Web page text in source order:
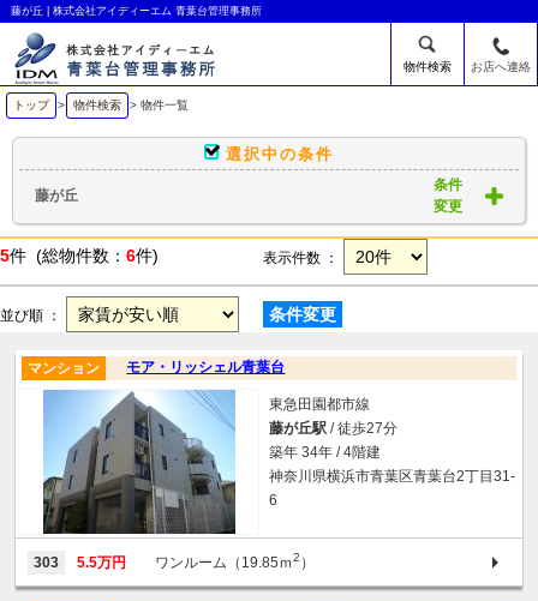
藤が丘 | 株式会社アイディーエム 青葉台管理事務所
物件検索 お店へ連絡
トップ > 物件検索 > 物件一覧
選択中の条件
藤が丘
条件
変更
5件 (総物件数： 6件) 表示件数 ：
並び順 ： 条件変更
モア・リッシェル青葉台
マンション
東急田園都市線
藤が丘駅 / 徒歩27分
築年 34年 / 4階建
神奈川県横浜市青葉区青葉台2丁目31-
6
303 5.5万円 ワンルーム（19.85ｍ2 ）